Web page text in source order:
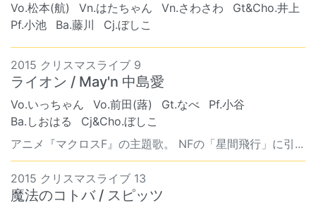
Vo.松本(航) Vn.はたちゃん Vn.さわさわ
Gt&Cho.井上
Pf.小池
Ba.藤川 Cj.ぼしこ
2015 クリスマスライブ 9
ライオン / May'n 中島愛
Vo.いっちゃん Vo.前田(蕗) Gt.なべ
Pf.小谷
Ba.しおはる
Cj&Cho.ぼしこ
アニメ『マクロスF』の主題歌。 NFの「星間飛行」に引...
2015 クリスマスライブ 13
魔法のコトバ / スピッツ